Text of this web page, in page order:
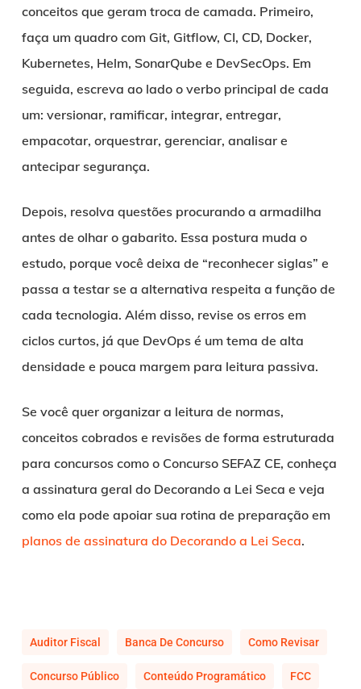
conceitos que geram troca de camada. Primeiro,
faça um quadro com Git, Gitflow, CI, CD, Docker,
Kubernetes, Helm, SonarQube e DevSecOps. Em
seguida, escreva ao lado o verbo principal de cada
um: versionar, ramificar, integrar, entregar,
empacotar, orquestrar, gerenciar, analisar e
antecipar segurança.
Depois, resolva questões procurando a armadilha
antes de olhar o gabarito. Essa postura muda o
estudo, porque você deixa de “reconhecer siglas” e
passa a testar se a alternativa respeita a função de
cada tecnologia. Além disso, revise os erros em
ciclos curtos, já que DevOps é um tema de alta
densidade e pouca margem para leitura passiva.
Se você quer organizar a leitura de normas,
conceitos cobrados e revisões de forma estruturada
para concursos como o Concurso SEFAZ CE, conheça
a assinatura geral do Decorando a Lei Seca e veja
como ela pode apoiar sua rotina de preparação em
planos de assinatura do Decorando a Lei Seca.
Auditor Fiscal Banca De Concurso Como Revisar
Concurso Público Conteúdo Programático FCC